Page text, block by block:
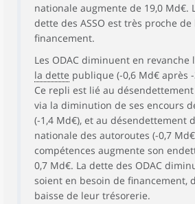
nationale augmente de 19,0 Md€.
dette des ASSO est très proche
financement.
Les ODAC diminuent en revanche
la dette publique (-0,6 Md€ après
Ce repli est lié au désendettement
via la diminution de ses encours
(-1,4 Md€), et au désendettement
nationale des autoroutes (-0,7
compétences augmente son
0,7 Md€. La dette des ODAC
soient en besoin de financement,
baisse de leur trésorerie.